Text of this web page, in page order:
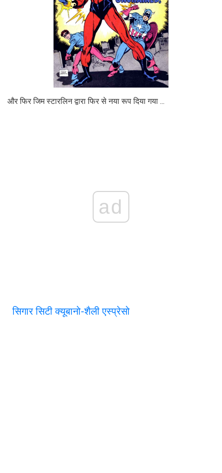
और फिर जिम स्टारलिन द्वारा फिर से नया रूप दिया गया ...
ad
सिगार सिटी क्यूबानो-शैली एस्प्रेसो